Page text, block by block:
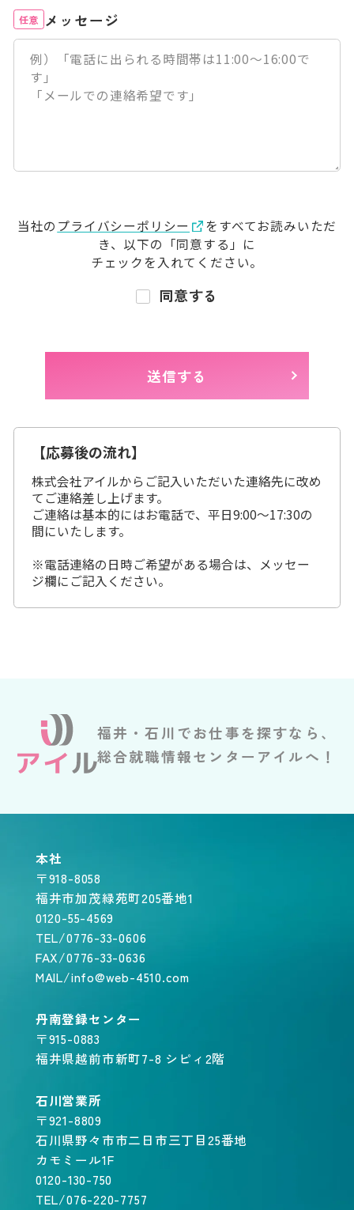
任意 メッセージ
当社の プライバシーポリシー
をすべてお読みいただ
き、 以下の「同意する」に
チェックを入れてください。
同意する
【応募後の流れ】
株式会社アイルからご記入いただいた連絡先に改め
てご連絡差し上げます。
ご連絡は基本的にはお電話で、平日9:00～17:30の
間にいたします。
※電話連絡の日時ご希望がある場合は、メッセー
ジ欄にご記入ください。
福井・石川でお仕事を探すなら、
総合就職情報センターアイルへ！
本社
〒918-8058
福井市加茂緑苑町205番地1
0120-55-4569
TEL/0776-33-0606
FAX/0776-33-0636
MAIL/info@web-4510.com
丹南登録センター
〒915-0883
福井県越前市新町7-8 シピィ2階
石川営業所
〒921-8809
石川県野々市市二日市三丁目25番地
カモミール1F
0120-130-750
TEL/076-220-7757